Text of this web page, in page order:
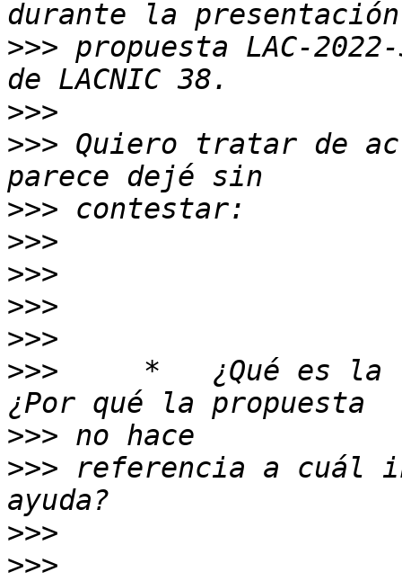
>>> propuesta LAC-
>>>
>>> Quiero tratar de
>>>
>>>
>>>
>>>
>>>
>>> *   ¿Qué es la
>>>
>>> referencia a cuál
>>>
>>>